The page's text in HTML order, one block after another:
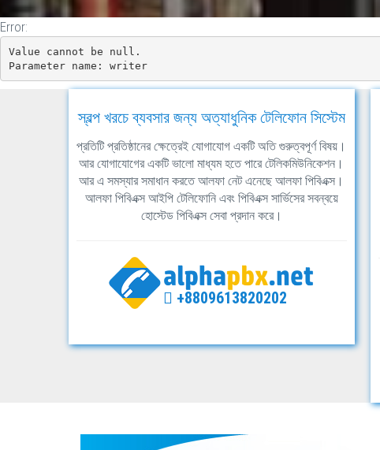
Error:
Value cannot be null.
Parameter name: writer
স্বল্প খরচে ব্যবসার জন্য অত্যাধুনিক টেলিফোন সিস্টেম
প্রতিটি প্রতিষ্ঠানের ক্ষেত্রেই যোগাযোগ একটি অতি গুরুত্বপূর্ণ বিষয়।
আর যোগাযোগের একটি ভালো মাধ্যম হতে পারে টেলিকমিউনিকেশন।
আর এ সমস্যার সমাধান করতে আলফা নেট এনেছে আলফা পিবিএক্স।
আলফা পিবিএক্স আইপি টেলিফোনি এবং পিবিএক্স সার্ভিসের সবন্বয়ে
হোস্টেড পিবিএক্স সেবা প্রদান করে।
+8809613820202